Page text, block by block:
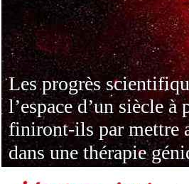
Les progrès
l’espace d’un siècle
finiront-ils par mettre
dans une thérapie